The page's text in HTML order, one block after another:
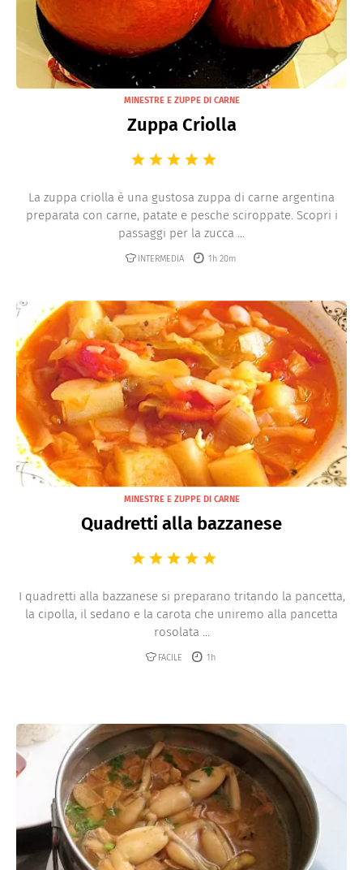
MINESTRE E ZUPPE DI CARNE
Zuppa Criolla
La zuppa criolla è una gustosa zuppa di carne argentina
preparata con carne, patate e pesche sciroppate. Scopri i
passaggi per la zucca ...
INTERMEDIA 1h 20m
MINESTRE E ZUPPE DI CARNE
Quadretti alla bazzanese
I quadretti alla bazzanese si preparano tritando la pancetta,
la cipolla, il sedano e la carota che uniremo alla pancetta
rosolata ...
FACILE 1h